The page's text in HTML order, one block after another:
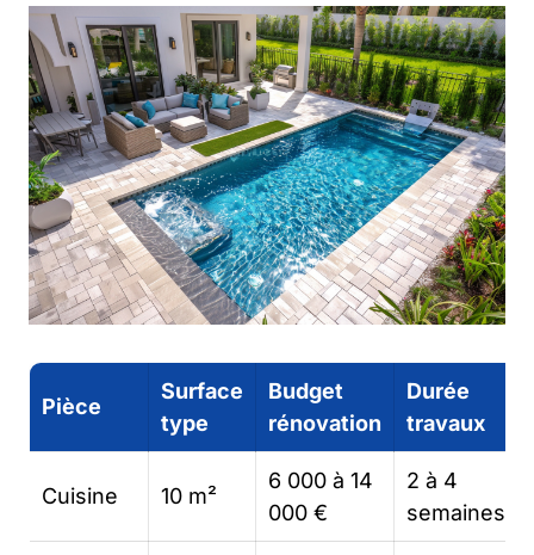
Pièce
Surface
type
Budget
rénovation
Durée
travaux
Cuisine 10 m²
6 000 à 14
000 €
2 à 4
semaines